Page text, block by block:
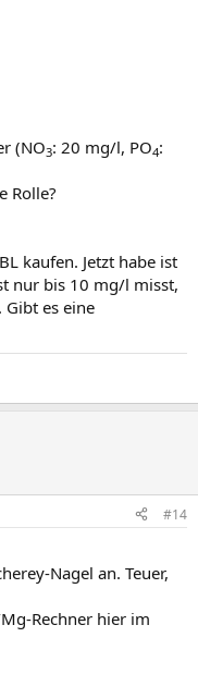
(NO3: 20 mg/l, PO4:
Rolle?
kaufen. Jetzt habe ist
nur bis 10 mg/l misst,
es eine
#14
Nagel an. Teuer,
Rechner hier im